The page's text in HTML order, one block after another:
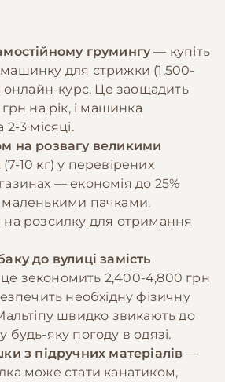
грумингу— купіть
для стрижки (1,500-
онлайн-курс. Це заощадить
на рік, і машинка
2-3 місяці.
на розвагу великими
(7-10 кг) у перевірених
— економія до 25%
маленькими пачками.
на розсилку для отримання
до вулиці замість
зекономить 2,400-4,800 грн
необхідну фізичну
швидко звикають до
будь-яку погоду в одязі.
з підручних матеріалів —
може стати канатиком,